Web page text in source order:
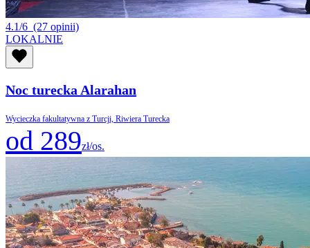
4.1/6 (27 opinii)
LOKALNIE
Noc turecka Alarahan
Wycieczka fakultatywna z Turcji, Riwiera Turecka
od 289zł/os.